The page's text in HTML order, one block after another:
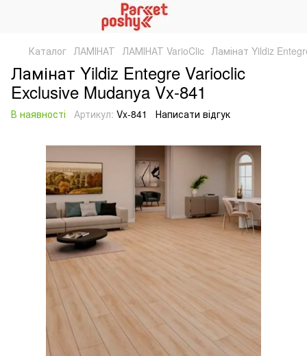
Каталог ЛАМІНАТ ЛАМІНАТ VarioClic Ламінат Yildiz
Ламінат Yildiz Entegre Varioclic
Exclusive Mudanya Vx-841
В наявності Артикул: Vx-841 Написати відгук